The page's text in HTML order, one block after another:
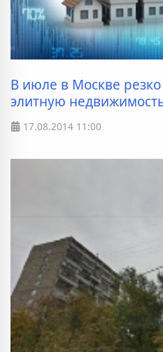
В июле в Москве
элитную
17.08.2014 11:00